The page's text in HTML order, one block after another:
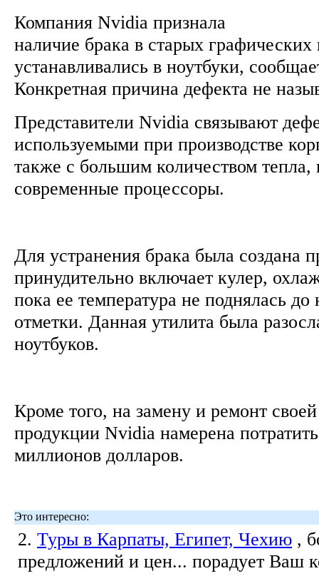
Компания Nvidia признала
наличие брака в старых графических
устанавливались в ноутбуки,
Конкретная причина дефекта не
Представители Nvidia связывают
используемыми при производстве
также с большим количеством тепла,
современные процессоры.
Для устранения брака была создана
принудительно включает кулер,
пока ее температура не поднялась до
отметки. Данная утилита была
ноутбуков.
Кроме того, на замену и ремонт
продукции Nvidia намерена
миллионов долларов.
Это интересно:
2. Туры в Карпаты, Египет, Чехию ,
предложений и цен... порадует Ваш